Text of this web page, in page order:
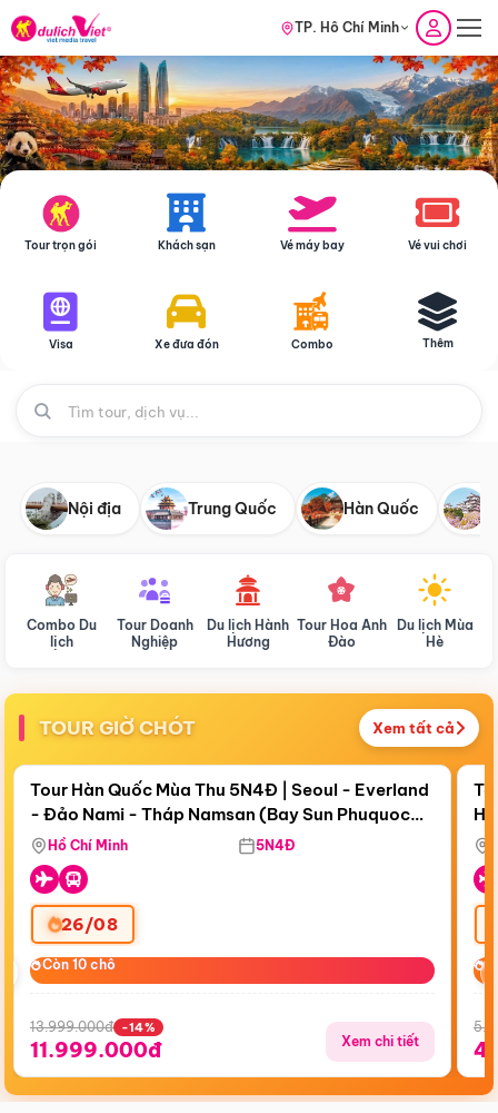
TP. Hồ Chí Minh
Tour trọn gói Khách sạn Vé máy bay Vé vui chơi
Visa Xe đưa đón Combo Thêm
Nội địa Trung Quốc Hàn Quốc
Combo Du
lịch
Tour Doanh
Nghiệp
Du lịch Hành
Hương
Tour Hoa Anh
Đào
Du lịch Mùa
Hè
TOUR GIỜ CHÓT Xem tất cả
Còn17 ngày 22:31:38
Bay Sun Phuquoc Airways
Điểm nổi bật
Tour Hàn Quốc Mùa Thu 5N4Đ | Seoul - Everland
- Đảo Nami - Tháp Namsan (Bay Sun Phuquoc
Airways)
Hồ Chí Minh 5N4Đ
26/08
Còn 10 chỗ
Còn 10 chỗ
13.999.000đ -14%
11.999.000đ Xem chi tiết